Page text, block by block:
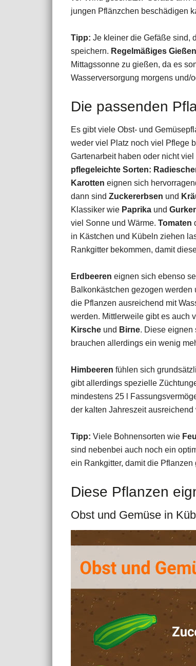
jungen Pflänzchen beschädigen
Tipp: Je kleiner die Gefäße sind,
speichern. Regelmäßiges Gießen
Mittagssonne zu gießen, da es
Wasserversorgung morgens und/
Die passenden
Es gibt viele Obst- und
weder viel Platz noch viel Pflege
Gartenarbeit haben oder nicht
pflegeleichte Sorten:
Karotten eignen sich
dann sind Zuckererbsen und
Klassiker wie Paprika und
viel Sonne und Wärme. Tomaten
in Kästchen und Kübeln ziehen
Rankgitter bekommen, damit
Erdbeeren eignen sich ebenso
Balkonkästchen gezogen
die Pflanzen ausreichend mit
werden. Mittlerweile gibt es auch
Kirsche und Birne. Diese eignen
brauchen allerdings ein wenig
Himbeeren fühlen sich
gibt allerdings spezielle
mindestens 25 l
der kalten Jahreszeit
Tipp: Viele Bohnensorten wie
sind nebenbei auch noch ein
ein Rankgitter, damit die
Diese Pflanzen
Obst und Gemüse in